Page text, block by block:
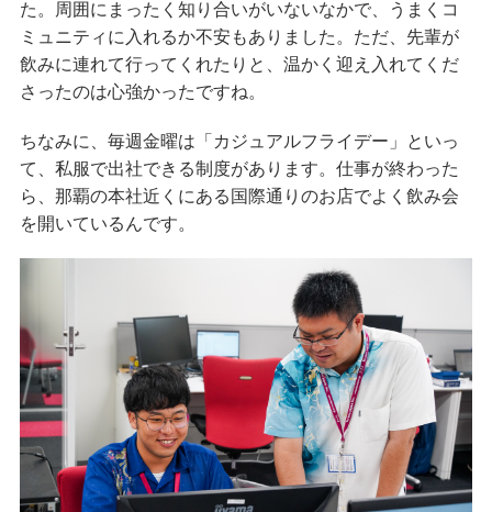
た。周囲にまったく知り合いがいないなかで、うまくコ
ミュニティに入れるか不安もありました。ただ、先輩が
飲みに連れて行ってくれたりと、温かく迎え入れてくだ
さったのは心強かったですね。
ちなみに、毎週金曜は「カジュアルフライデー」といっ
て、私服で出社できる制度があります。仕事が終わった
ら、那覇の本社近くにある国際通りのお店でよく飲み会
を開いているんです。